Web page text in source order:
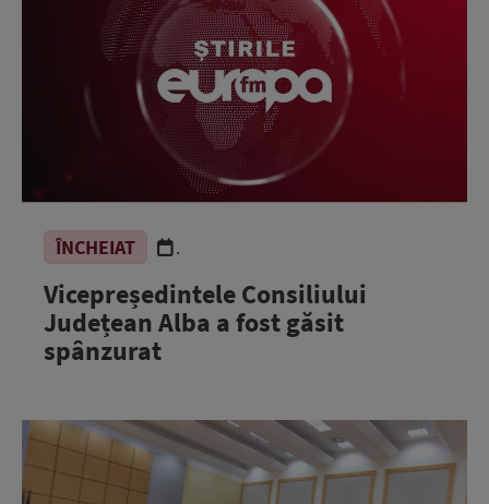
ÎNCHEIAT .
Vicepreședintele Consiliului
Județean Alba a fost găsit
spânzurat